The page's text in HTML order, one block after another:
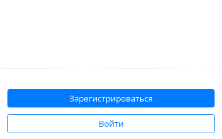
Зарегистрироваться
Войти